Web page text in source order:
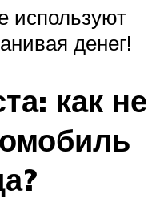
используют
денег!
как не